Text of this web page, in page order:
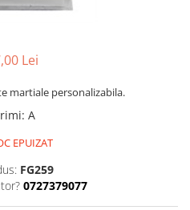
Lei
martiale personalizabila.
: A
EPUIZAT
FG259
0727379077